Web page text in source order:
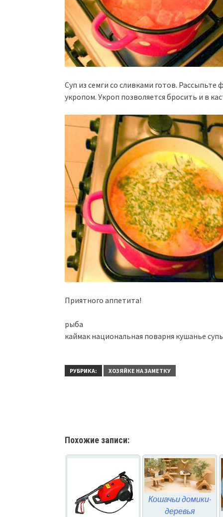
Суп из семги со сливками готов.
укропом. Укроп позволяется бросить и в
Приятного аппетита!
рыба
каймак национальная поварня кушанье
РУБРИКА: ХОЗЯЙКЕ НА ЗАМЕТКУ
Похожие записи:
Кошачьи домики-
деревья